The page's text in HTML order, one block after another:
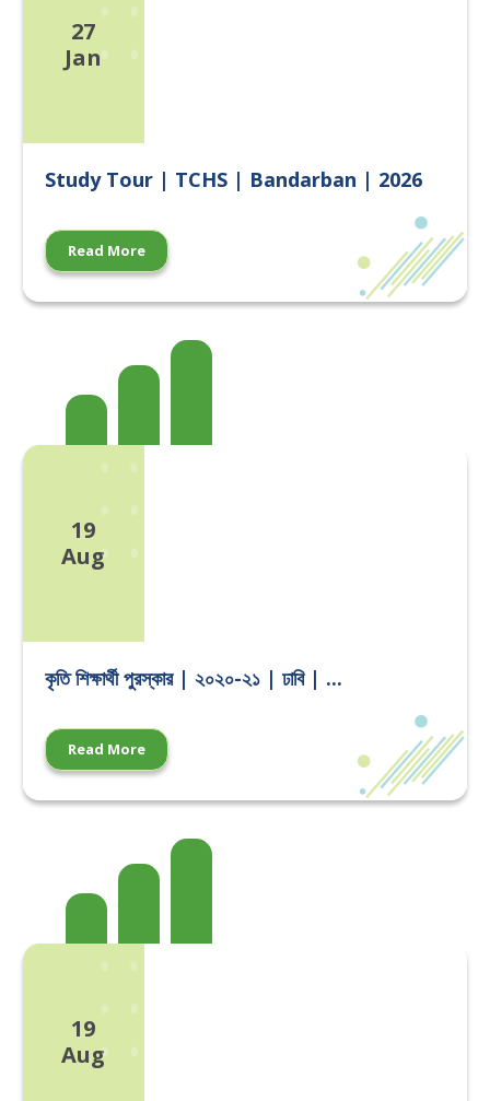
27
Jan
Study Tour | TCHS | Bandarban | 2026
Read More
19
Aug
কৃতি শিক্ষার্থী পুরস্কার | ২০২০-২১ | ঢাবি | ...
Read More
19
Aug